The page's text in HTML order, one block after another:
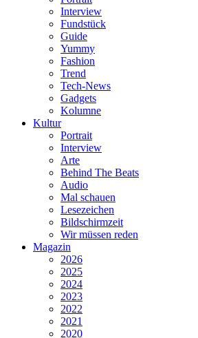
Interview
Fundstück
Guide
Yummy
Fashion
Trend
Tech-News
Gadgets
Kolumne
Kultur
Portrait
Interview
Arte
Behind The Beats
Audio
Mal schauen
Lesezeichen
Bildschirmzeit
Wir müssen reden
Magazin
2026
2025
2024
2023
2022
2021
2020